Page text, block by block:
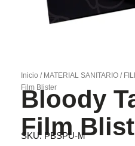
Inicio / MATERIAL SANITARIO /
Film Blister
Bloody
Film
SKU: PBSPU-M